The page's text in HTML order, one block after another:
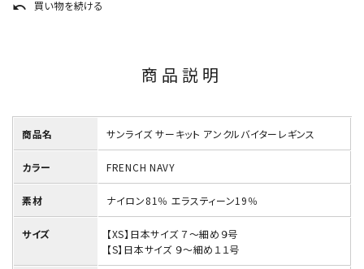
undo 買い物を続ける
商品説明
商品名 サンライズ サーキット アンクルバイターレギンス
カラー FRENCH NAVY
素材 ナイロン81％ エラスティーン19％
サイズ
【XS】日本サイズ ７～細め９号
【S】日本サイズ ９～細め１１号